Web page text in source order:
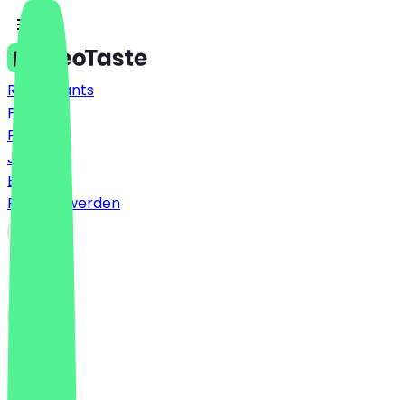
Restaurants
Preise
FAQ
Jobs
Blog
Partner werden